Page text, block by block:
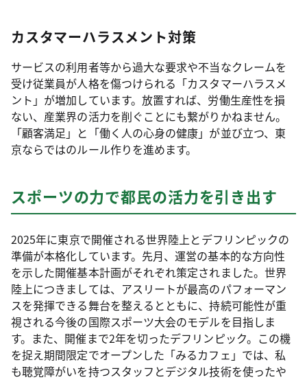
カスタマーハラスメント対策
サービスの利用者等から過大な要求や不当なクレームを
受け従業員が人格を傷つけられる「カスタマーハラスメ
ント」が増加しています。放置すれば、労働生産性を損
ない、産業界の活力を削ぐことにも繋がりかねません。
「顧客満足」と「働く人の心身の健康」が並び立つ、東
京ならではのルール作りを進めます。
スポーツの力で都民の活力を引き出す
2025年に東京で開催される世界陸上とデフリンピックの
準備が本格化しています。先月、運営の基本的な方向性
を示した開催基本計画がそれぞれ策定されました。世界
陸上につきましては、アスリートが最高のパフォーマン
スを発揮できる舞台を整えるとともに、持続可能性が重
視される今後の国際スポーツ大会のモデルを目指しま
す。また、開催まで2年を切ったデフリンピック。この機
を捉え期間限定でオープンした「みるカフェ」では、私
も聴覚障がいを持つスタッフとデジタル技術を使ったや